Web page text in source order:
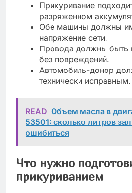
Прикуривание
разряженном
Обе машины должны
напряжение сети.
Провода должны быть
без повреждений.
Автомобиль-донор
технически исправным.
READ Объем масла в
53501: сколько литров
ошибиться
Что нужно
прикуриванием